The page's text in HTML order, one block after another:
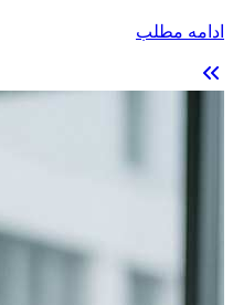
ادامه مطلب